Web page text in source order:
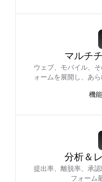
マルチ
ウェブ、モバイル、
ォームを展開し、あ
機
分析＆
提出率、離脱率、承
フォーム